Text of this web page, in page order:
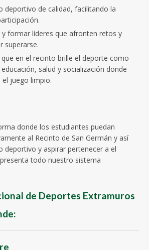
deportivo de calidad, facilitando la
y formar líderes que afronten retos y
superarse.
que en el recinto brille el deporte como
salud y socialización donde
el juego limpio.
donde los estudiantes puedan
al Recinto de San Germán y así
deportivo y aspirar pertenecer a el
todo nuestro sistema
de Deportes Extramuros